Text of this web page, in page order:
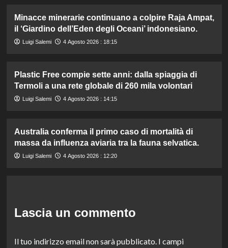
Minacce minerarie continuano a colpire Raja Ampat,
il ‘Giardino dell’Eden degli Oceani’ indonesiano.
Luigi Salemi 4 Agosto 2026 : 18:15
Plastic Free compie sette anni: dalla spiaggia di
Termoli a una rete globale di 260 mila volontari
Luigi Salemi 4 Agosto 2026 : 14:15
Australia conferma il primo caso di mortalità di
massa da influenza aviaria tra la fauna selvatica.
Luigi Salemi 4 Agosto 2026 : 12:20
Lascia un commento
Il tuo indirizzo email non sarà pubblicato. I campi